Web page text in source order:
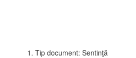
1. Tip document: Sentinţă